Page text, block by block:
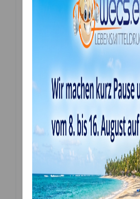
Sie erhalten ein Bild, gedruckt in
individuell und ganz frisch für Sie
Bitte die Folie vor dem Verwenden
können die Bilder ganz einfach mit
einem Skalpell ausschneiden. Eine
liegt dem Produkt bei.
Sollten Sie Sonderwünsche oder
nehmen sie doch bitte einfach mit
email: mwolf@wecs.eu
Tel. oder WhatsApp:
Zutaten:
Verdickungsmittel E1422,
Tapiokadextrin, Sheabutter,
Emulgator E471, Stabilisator E407,
Säureregulator E330,